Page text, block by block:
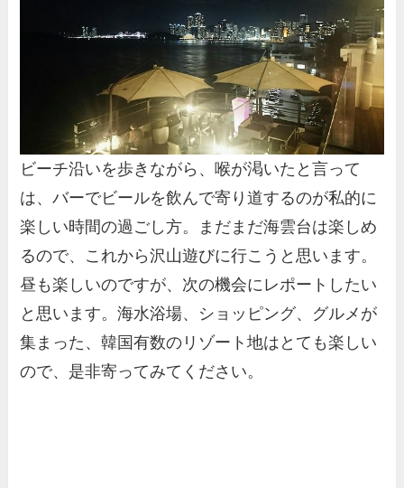
ビーチ沿いを歩きながら、喉が渇いたと言って
は、バーでビールを飲んで寄り道するのが私的に
楽しい時間の過ごし方。まだまだ海雲台は楽しめ
るので、これから沢山遊びに行こうと思います。
昼も楽しいのですが、次の機会にレポートしたい
と思います。海水浴場、ショッピング、グルメが
集まった、韓国有数のリゾート地はとても楽しい
ので、是非寄ってみてください。